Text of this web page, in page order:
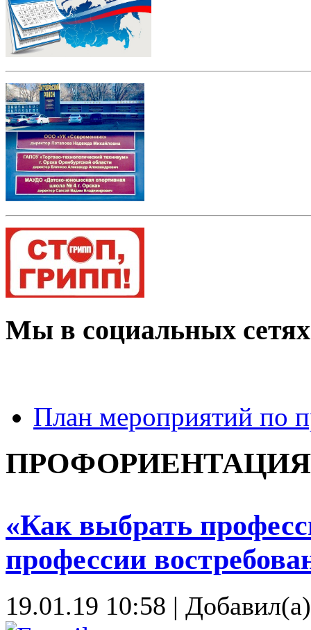
Мы в социальных сетях
План мероприятий по
«Как выбрать
профессии
19.01.19 10:58 |